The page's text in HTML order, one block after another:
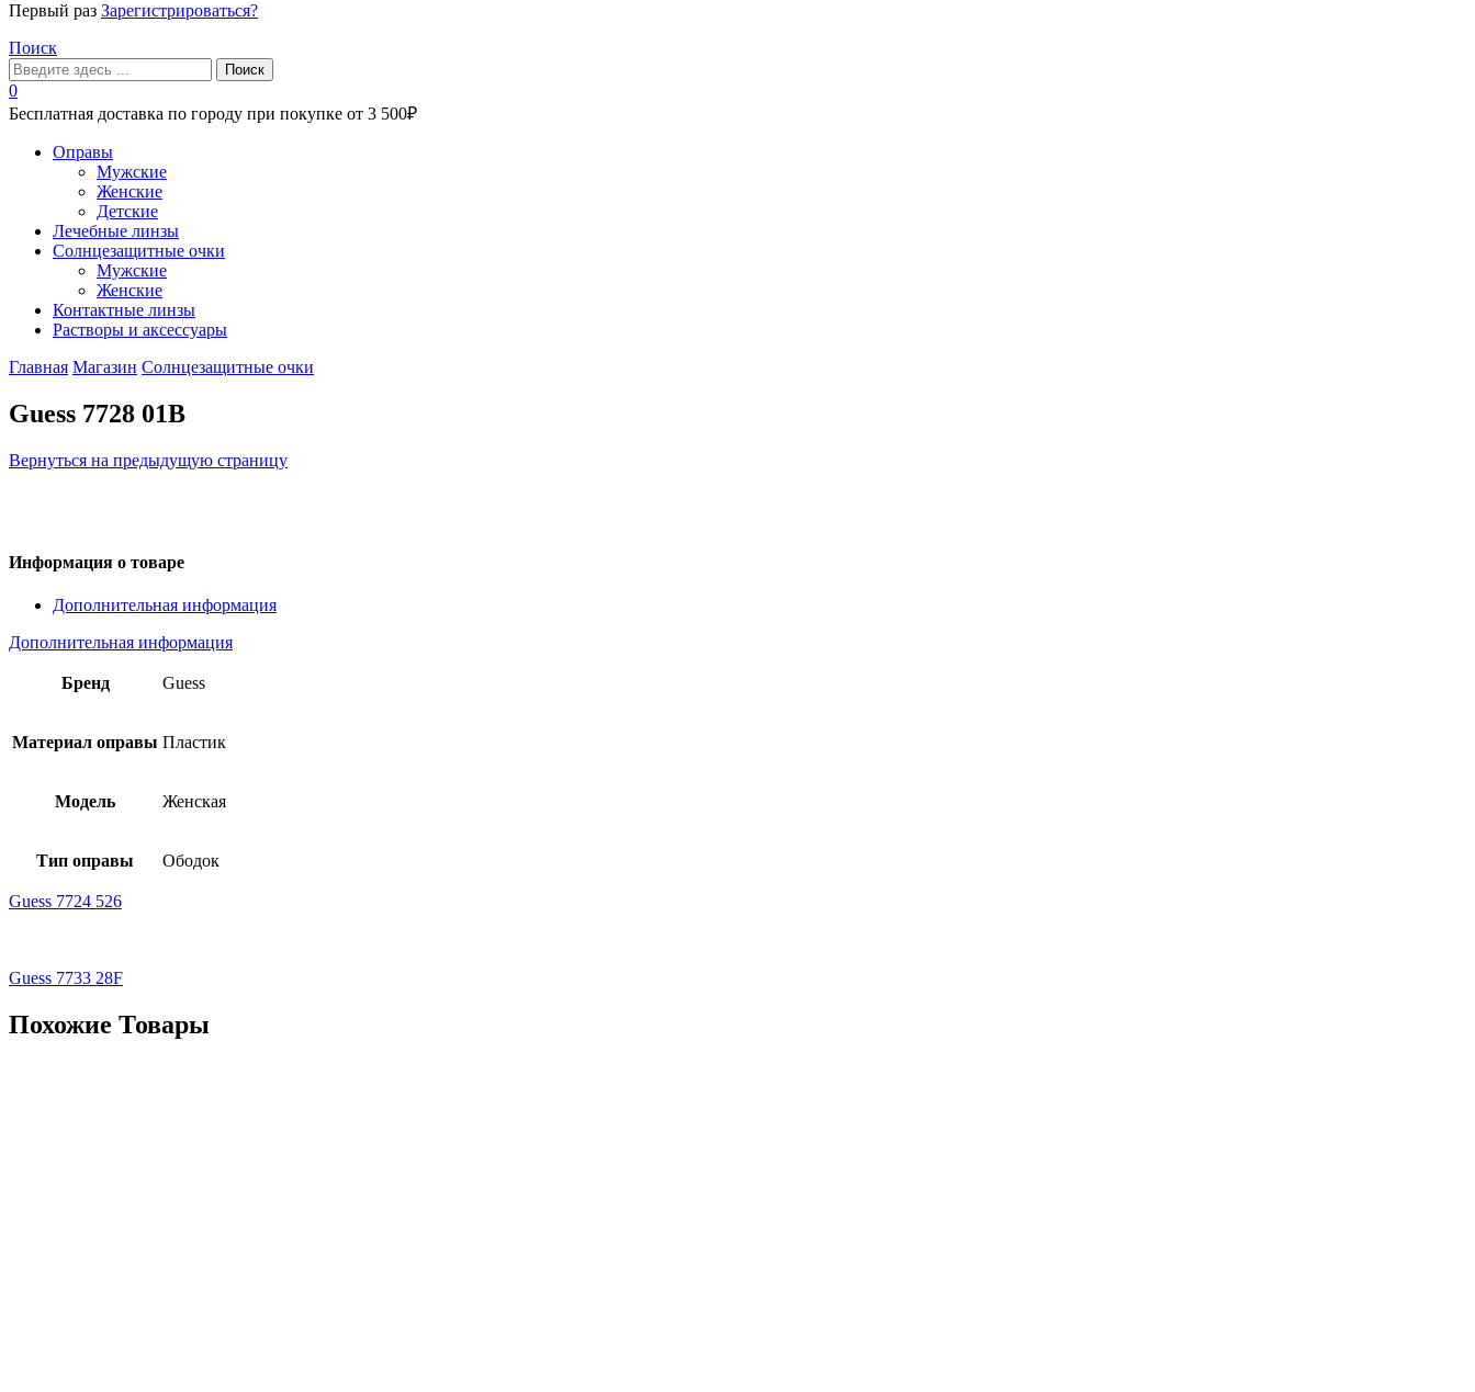
Первый раз Зарегистрироваться?
Поиск
Поиск
0
Бесплатная доставка по городу при покупке от 3 500₽
Оправы
Мужские
Женские
Детские
Лечебные линзы
Солнцезащитные очки
Мужские
Женские
Контактные линзы
Растворы и аксессуары
Главная Магазин Солнцезащитные очки
Guess 7728 01B
Вернуться на предыдущую страницу
Информация о товаре
Дополнительная информация
Дополнительная информация
Бренд Guess
Материал оправы Пластик
Модель Женская
Тип оправы Ободок
Guess 7724 526
Guess 7733 28F
Похожие Товары